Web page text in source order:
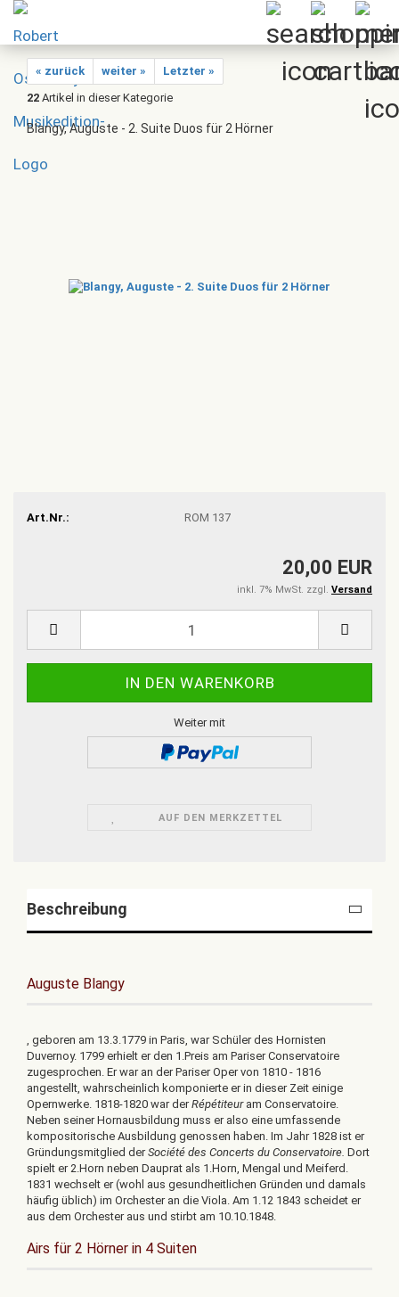
« zurück weiter »
Letzter »
22 Artikel in dieser Kategorie
Blangy, Auguste - 2. Suite Duos für 2 Hörner
Art.Nr.: ROM 137
20,00 EUR
inkl. 7% MwSt. zzgl. Versand
Weiter mit
AUF DEN MERKZETTEL
Beschreibung
Auguste Blangy
, geboren am 13.3.1779 in Paris, war Schüler des Hornisten
Duvernoy. 1799 erhielt er den 1.Preis am Pariser Conservatoire
zugesprochen. Er war an der Pariser Oper von 1810 - 1816
angestellt, wahrscheinlich komponierte er in dieser Zeit einige
Opernwerke. 1818-1820 war derRépétiteuram Conservatoire.
Neben seiner Hornausbildung muss er also eine umfassende
kompositorische Ausbildung genossen haben. Im Jahr 1828 ist er
Gründungsmitglied derSociété des Concerts du Conservatoire. Dort
spielt er 2.Horn neben Dauprat als 1.Horn, Mengal und Meiferd.
1831 wechselt er (wohl aus gesundheitlichen Gründen und damals
häufig üblich) im Orchester an die Viola. Am 1.12 1843 scheidet er
aus dem Orchester aus und stirbt am 10.10.1848.
Airs für 2 Hörner in 4 Suiten